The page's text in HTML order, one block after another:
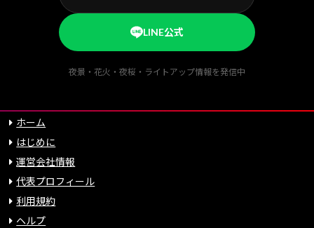
LINE公式
夜景・花火・夜桜・ライトアップ情報を発信中
ホーム
はじめに
運営会社情報
代表プロフィール
利用規約
ヘルプ